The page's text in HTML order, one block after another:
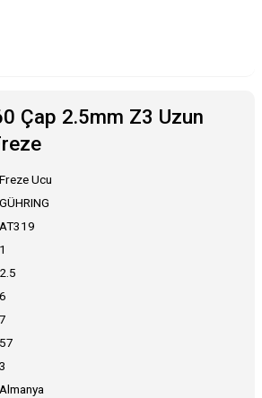
Çap 2.5mm Z3 Uzun
Freze Ucu
GÜHRING
AT319
1
2.5
6
7
57
3
Almanya